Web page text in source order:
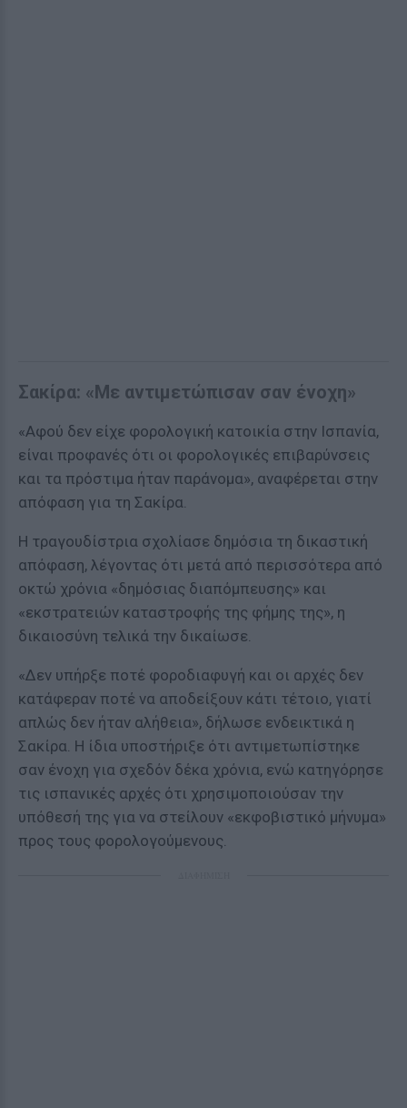
Σακίρα: «Με αντιμετώπισαν σαν ένοχη»
«Αφού δεν είχε φορολογική κατοικία στην Ισπανία,
είναι προφανές ότι οι φορολογικές επιβαρύνσεις
και τα πρόστιμα ήταν παράνομα», αναφέρεται στην
απόφαση για τη Σακίρα.
Η τραγουδίστρια σχολίασε δημόσια τη δικαστική
απόφαση, λέγοντας ότι μετά από περισσότερα από
οκτώ χρόνια «δημόσιας διαπόμπευσης» και
«εκστρατειών καταστροφής της φήμης της», η
δικαιοσύνη τελικά την δικαίωσε.
«Δεν υπήρξε ποτέ φοροδιαφυγή και οι αρχές δεν
κατάφεραν ποτέ να αποδείξουν κάτι τέτοιο, γιατί
απλώς δεν ήταν αλήθεια», δήλωσε ενδεικτικά η
Σακίρα. Η ίδια υποστήριξε ότι αντιμετωπίστηκε
σαν ένοχη για σχεδόν δέκα χρόνια, ενώ κατηγόρησε
τις ισπανικές αρχές ότι χρησιμοποιούσαν την
υπόθεσή της για να στείλουν «εκφοβιστικό μήνυμα»
προς τους φορολογούμενους.